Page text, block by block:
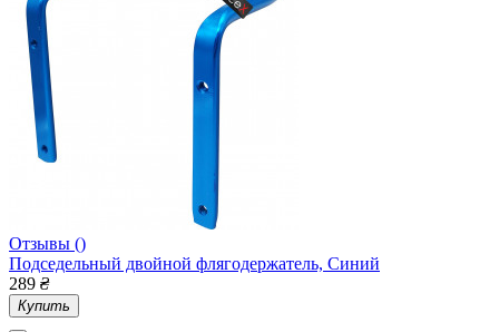
Отзывы ()
Подседельный двойной флягодержатель, Синий
289 ₴
Купить